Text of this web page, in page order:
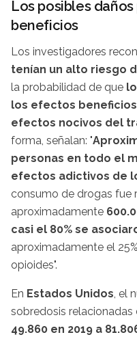
Los posibles
beneficios
Los investigadores
tenían un alto riesgo
la probabilidad de que
los efectos
efectos nocivos del
forma, señalan: "
personas en todo el
efectos adictivos de
consumo de drogas fue
aproximadamente
casi el 80% se
aproximadamente el
opioides".
En Estados Unidos, el
sobredosis
49.860 en 2019 a